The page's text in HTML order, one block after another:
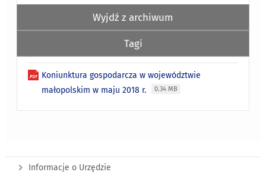
Wyjdź z archiwum
Tagi
Koniunktura gospodarcza w województwie
małopolskim w maju 2018 r.
0.34 MB
Informacje o Urzędzie